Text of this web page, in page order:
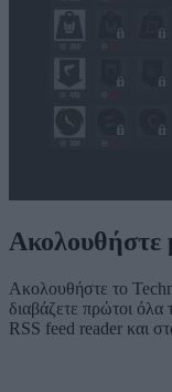
Ακολουθήστε
Ακολουθήστε το
διαβάζετε πρώτοι
RSS feed reader και